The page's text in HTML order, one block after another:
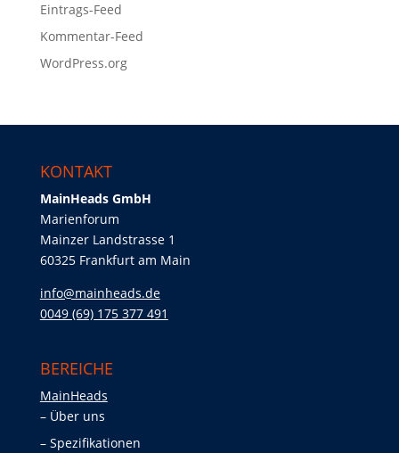
Eintrags-Feed
Kommentar-Feed
WordPress.org
KONTAKT
MainHeads GmbH
Marienforum
Mainzer Landstrasse 1
60325 Frankfurt am Main
info@mainheads.de
0049 (69) 175 377 491
BEREICHE
MainHeads
Über uns
Spezifikationen